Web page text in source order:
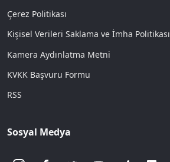
Çerez Politikası
Kişisel Verileri Saklama ve İmha Politikası
Kamera Aydınlatma Metni
KVKK Başvuru Formu
RSS
Sosyal Medya